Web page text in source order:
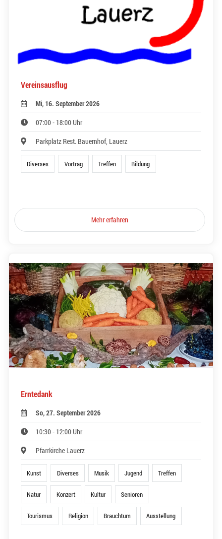
Vereinsausflug
Mi, 16. September 2026
07:00 - 18:00 Uhr
Parkplatz Rest. Bauernhof, Lauerz
Diverses Vortrag Treffen Bildung
Mehr erfahren
Erntedank
So, 27. September 2026
10:30 - 12:00 Uhr
Pfarrkirche Lauerz
Kunst Diverses Musik Jugend Treffen
Natur Konzert Kultur Senioren
Tourismus Religion Brauchtum Ausstellung